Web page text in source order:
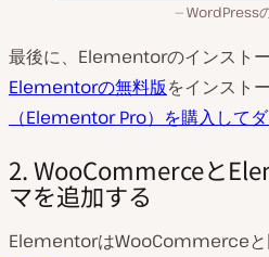
WordPress
最後に、Elementorのインストー
Elementorの無料版をインスト
（Elementor Pro）を購入して
2. WooCommerceと
マを追加する
ElementorはWooCommerceと